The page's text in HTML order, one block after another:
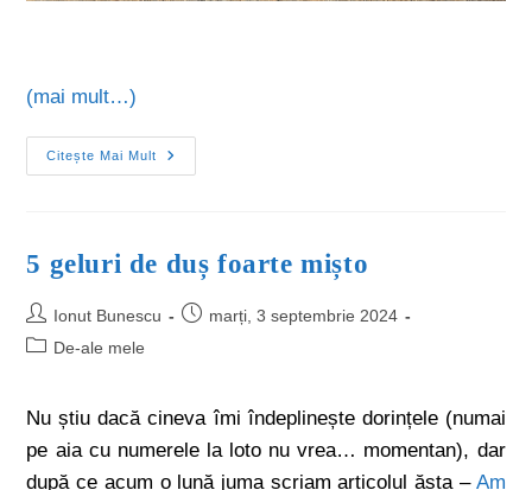
(mai mult…)
Citește Mai Mult
5 geluri de duș foarte mișto
Ionut Bunescu
marți, 3 septembrie 2024
De-ale mele
Nu știu dacă cineva îmi îndeplinește dorințele (numai
pe aia cu numerele la loto nu vrea… momentan), dar
după ce acum o lună juma scriam articolul ăsta – Am